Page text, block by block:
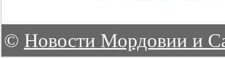
© Новости Мордовии и